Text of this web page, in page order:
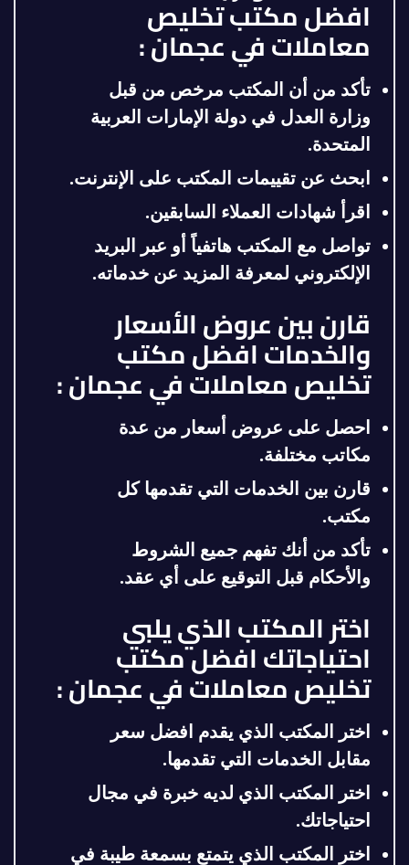
افضل مكتب تخليص
معاملات في عجمان :
تأكد من أن المكتب مرخص من قبل
وزارة العدل في دولة الإمارات العربية
المتحدة.
ابحث عن تقييمات المكتب على الإنترنت.
اقرأ شهادات العملاء السابقين.
تواصل مع المكتب هاتفياً أو عبر البريد
الإلكتروني لمعرفة المزيد عن خدماته.
قارن بين عروض الأسعار
والخدمات افضل مكتب
تخليص معاملات في عجمان :
احصل على عروض أسعار من عدة
مكاتب مختلفة.
قارن بين الخدمات التي تقدمها كل
مكتب.
تأكد من أنك تفهم جميع الشروط
والأحكام قبل التوقيع على أي عقد.
اختر المكتب الذي يلبي
احتياجاتك افضل مكتب
تخليص معاملات في عجمان :
اختر المكتب الذي يقدم افضل سعر
مقابل الخدمات التي تقدمها.
اختر المكتب الذي لديه خبرة في مجال
احتياجاتك.
اختر المكتب الذي يتمتع بسمعة طيبة في